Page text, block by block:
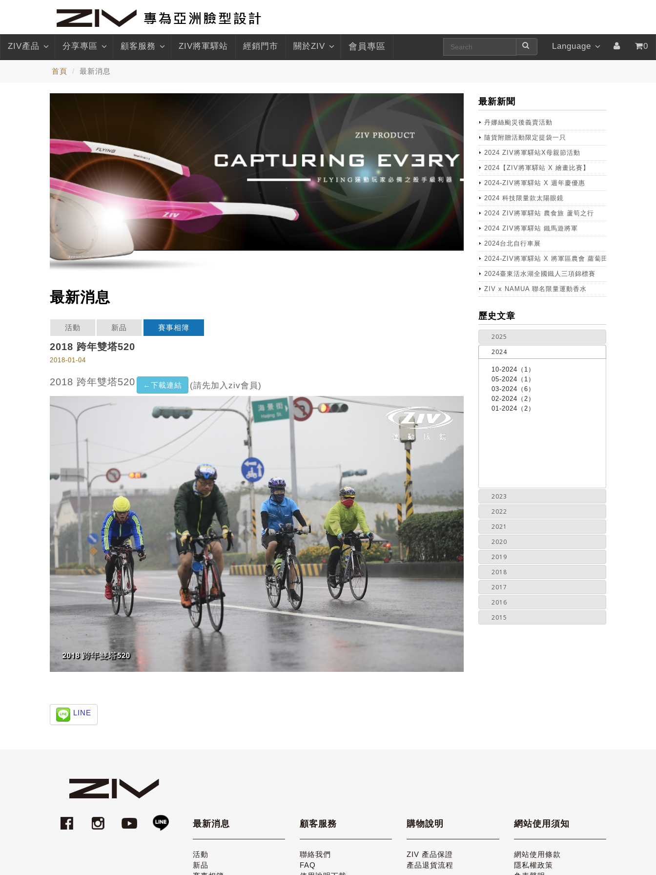
ZIV產品 分享專區 顧客服務 ZIV將軍驛站 經銷門市 關於ZIV 會員專區 Language 0
首頁 最新消息
最新消息
活動 新品 賽事相簿
2018 跨年雙塔520
2018-01-04
2018 跨年雙塔520 ←下載連結 (請先加入ziv會員)
LINE
最新新聞
丹娜絲颱災後義賣活動
隨貨附贈活動限定提袋一只
2024 ZIV將軍驛站X母親節活動
2024【ZIV將軍驛站 X 繪畫比賽】
2024-ZIV將軍驛站 X 週年慶優惠
2024 科技限量款太陽眼鏡
2024 ZIV將軍驛站 農食旅 蘆筍之行
2024 ZIV將軍驛站 鐵馬遊將軍
2024台北自行車展
2024-ZIV將軍驛站 X 將軍區農會 蘿蔔田體驗活動
2024臺東活水湖全國鐵人三項錦標賽
ZIV x NAMUA 聯名限量運動香水
more
歷史文章
2025
2024
10-2024（1）
05-2024（1）
03-2024（6）
02-2024（2）
01-2024（2）
2023
2022
2021
2020
2019
2018
2017
2016
2015
最新消息
活動
新品
顧客服務
聯絡我們
FAQ
購物說明
ZIV 產品保證
產品退貨流程
網站使用須知
網站使用條款
隱私權政策